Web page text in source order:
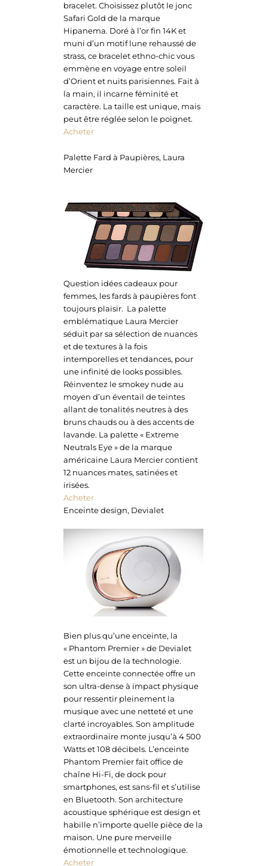
bracelet. Choisissez plutôt le jonc
Safari Gold de la marque
Hipanema. Doré à l’or fin 14K et
muni d’un motif lune rehaussé de
strass, ce bracelet ethno-chic vous
emmène en voyage entre soleil
d’Orient et nuits parisiennes. Fait à
la main, il incarne féminité et
caractère. La taille est unique, mais
peut être réglée selon le poignet.
Acheter
Palette Fard à Paupières, Laura
Mercier
Question idées cadeaux pour
femmes, les fards à paupières font
toujours plaisir. La palette
emblématique Laura Mercier
séduit par sa sélection de nuances
et de textures à la fois
intemporelles et tendances, pour
une infinité de looks possibles.
Réinventez le smokey nude au
moyen d’un éventail de teintes
allant de tonalités neutres à des
bruns chauds ou à des accents de
lavande. La palette « Extreme
Neutrals Eye » de la marque
américaine Laura Mercier contient
12 nuances mates, satinées et
irisées.
Acheter
Enceinte design, Devialet
Bien plus qu’une enceinte, la
« Phantom Premier » de Devialet
est un bijou de la technologie.
Cette enceinte connectée offre un
son ultra-dense à impact physique
pour ressentir pleinement la
musique avec une netteté et une
clarté incroyables. Son amplitude
extraordinaire monte jusqu’à 4 500
Watts et 108 décibels. L’enceinte
Phantom Premier fait office de
chaîne Hi-Fi, de dock pour
smartphones, est sans-fil et s’utilise
en Bluetooth. Son architecture
acoustique sphérique est design et
habille n’importe quelle pièce de la
maison. Une pure merveille
émotionnelle et technologique.
Acheter